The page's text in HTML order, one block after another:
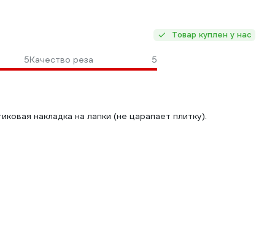
Товар куплен у нас
5Качество реза 5
накладка на лапки (не царапает плитку).